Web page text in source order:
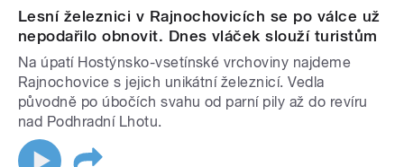
Lesní železnici v Rajnochovicích se po válce už
nepodařilo obnovit. Dnes vláček slouží turistům
Na úpatí Hostýnsko-vsetínské vrchoviny najdeme
Rajnochovice s jejich unikátní železnicí. Vedla
původně po úbočích svahu od parní pily až do revíru
nad Podhradní Lhotu.